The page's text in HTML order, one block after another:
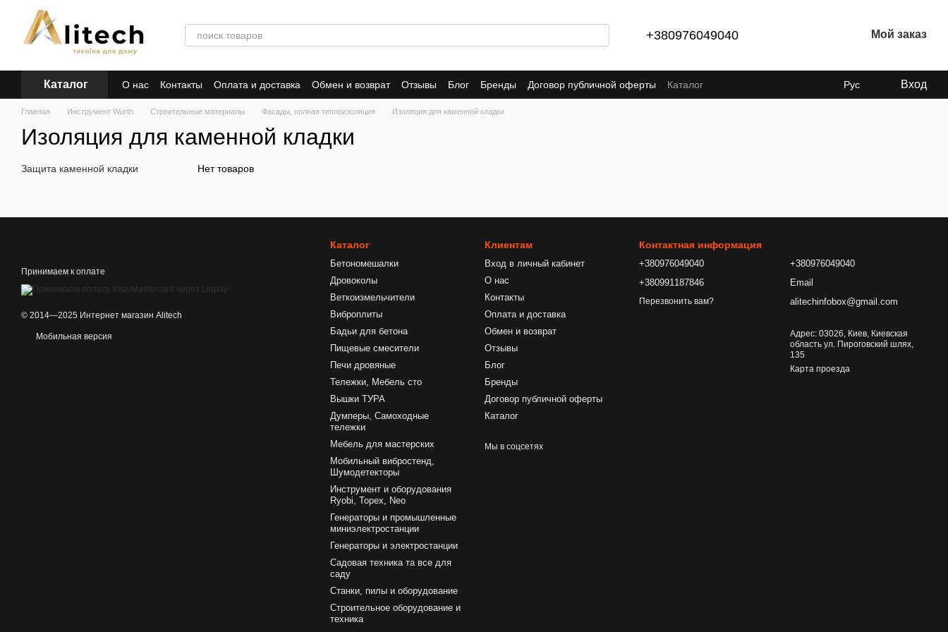
Перейти к основному контенту
+380976049040 Мой заказ
Каталог О нас Контакты Оплата и доставка Обмен и возврат Отзывы Блог Бренды Договор публичной оферты Каталог Рус Вход
Главная Инструмент Wurth Строительные материалы Фасады, полная теплоизоляция Изоляция для каменной кладки
Изоляция для каменной кладки
Нет товаров
Защита каменной кладки
Принимаем к оплате
© 2014—2025 Интернет магазин Alitech
Мобильная версия
Каталог
Бетономешалки
Дровоколы
Веткоизмельчители
Виброплиты
Бадьи для бетона
Пищевые смесители
Печи дровяные
Тележки, Мебель сто
Вышки ТУРА
Думперы, Самоходные
тележки
Мебель для мастерских
Мобильный вибростенд,
Шумодетекторы
Инструмент и оборудования
Ryobi, Topex, Neo
Генераторы и промышленные
миниэлектростанции
Генераторы и электростанции
Садовая техника та все для
саду
Станки, пилы и оборудование
Строительное оборудование и
техника
Клиентам
Вход в личный кабинет
О нас
Контакты
Оплата и доставка
Обмен и возврат
Отзывы
Блог
Бренды
Договор публичной оферты
Каталог
Мы в соцсетях
Контактная информация
+380976049040
+380991187846
Перезвонить вам?
+380976049040
Email
alitechinfobox@gmail.com
Адрес: 03026, Киев, Киевская
область ул. Пироговский шлях,
135
Карта проезда